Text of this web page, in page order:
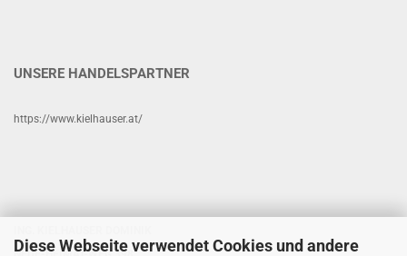
Diese Webseite verwendet Cookies und andere
UNSERE HANDELSPARTNER
https://www.kielhauser.at/